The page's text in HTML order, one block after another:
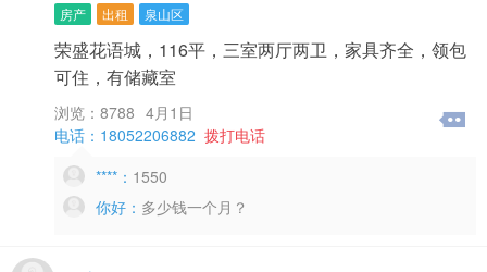
房产 出租 泉山区
荣盛花语城，116平，三室两厅两卫，家具齐全，领包
可住，有储藏室
浏览：8788 4月1日
电话：18052206882 拨打电话
****： 1550
你好： 多少钱一个月？